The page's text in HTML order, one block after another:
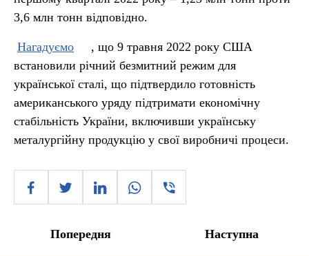
3,6 млн тонн відповідно.
Нагадуємо
, що 9 травня 2022 року США
встановили річний безмитний режим для
української сталі, що підтвердило готовність
американського уряду підтримати економічну
стабільність України, включивши українську
металургійну продукцію у свої виробничі процеси.
Попередня Наступна